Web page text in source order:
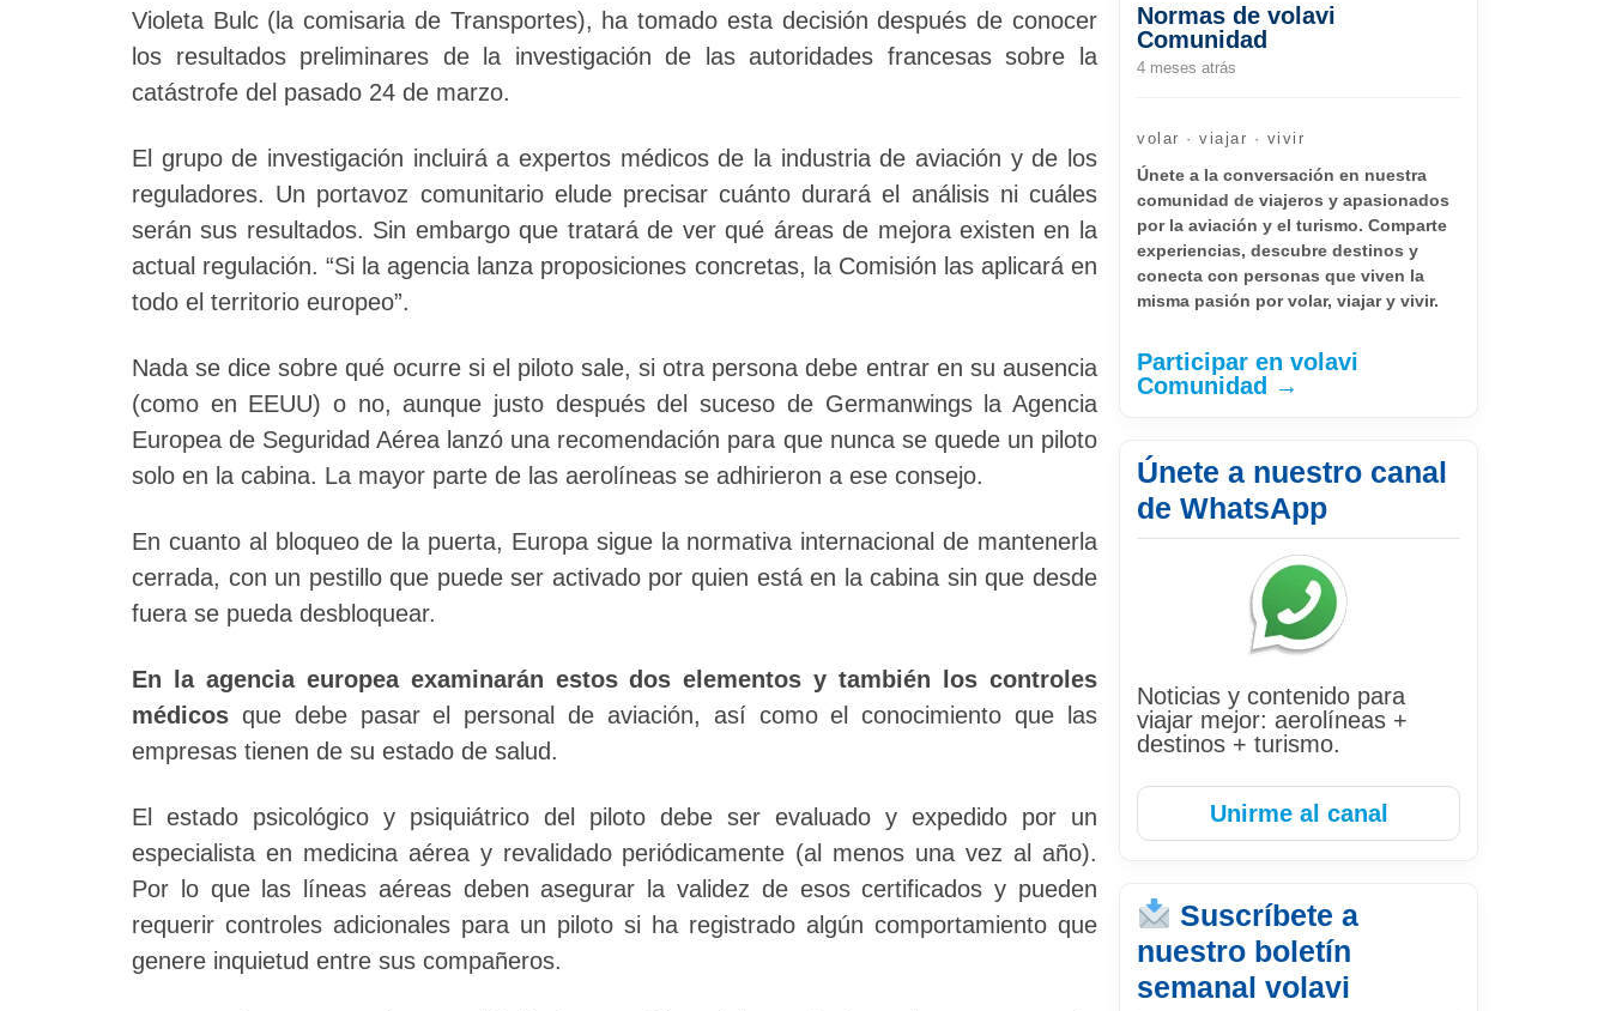
Violeta Bulc (la comisaria de Transportes), ha tomado esta decisión después de conocer
los resultados preliminares de la investigación de las autoridades francesas sobre la
catástrofe del pasado 24 de marzo.
El grupo de investigación incluirá a expertos médicos de la industria de aviación y de los
reguladores. Un portavoz comunitario elude precisar cuánto durará el análisis ni cuáles
serán sus resultados. Sin embargo que tratará de ver qué áreas de mejora existen en la
actual regulación. “Si la agencia lanza proposiciones concretas, la Comisión las aplicará en
todo el territorio europeo”.
Nada se dice sobre qué ocurre si el piloto sale, si otra persona debe entrar en su ausencia
(como en EEUU) o no, aunque justo después del suceso de Germanwings la Agencia
Europea de Seguridad Aérea lanzó una recomendación para que nunca se quede un piloto
solo en la cabina. La mayor parte de las aerolíneas se adhirieron a ese consejo.
En cuanto al bloqueo de la puerta, Europa sigue la normativa internacional de mantenerla
cerrada, con un pestillo que puede ser activado por quien está en la cabina sin que desde
fuera se pueda desbloquear.
En
la agencia europea examinarán estos dos elementos y también los controles
médicos que debe pasar el personal de aviación, así como el conocimiento que las
empresas tienen de su estado de salud.
El estado psicológico y psiquiátrico del piloto debe ser evaluado y expedido por un
especialista en medicina aérea y revalidado periódicamente (al menos una vez al año).
Por lo que las líneas aéreas deben asegurar la validez de esos certificados y pueden
requerir controles adicionales para un piloto si ha registrado algún comportamiento que
genere inquietud entre sus compañeros.
Normas de volavi
Comunidad
4 meses atrás
volar · viajar · vivir
Únete a la conversación en nuestra
comunidad de viajeros y apasionados
por la aviación y el turismo. Comparte
experiencias, descubre destinos y
conecta con personas que viven la
misma pasión por volar, viajar y vivir.
Participar en volavi
Comunidad →
Únete a nuestro canal
de WhatsApp
Noticias y contenido para
viajar mejor: aerolíneas +
destinos + turismo.
Unirme al canal
Suscríbete a
nuestro boletín
semanal volavi